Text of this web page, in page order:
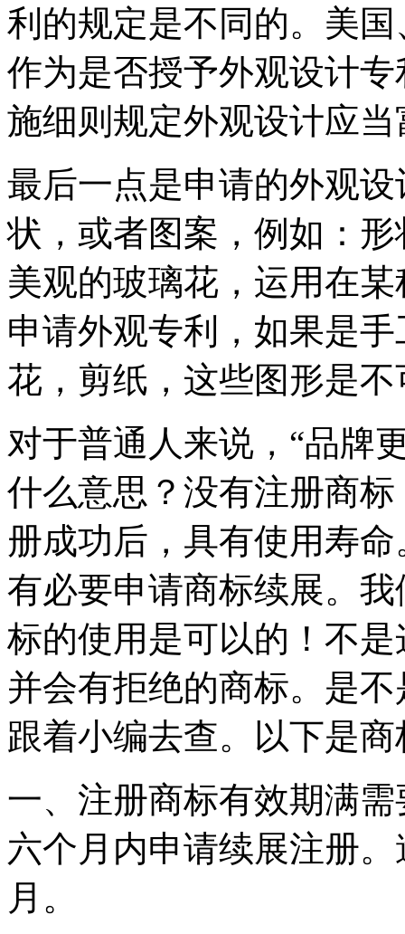
利的规定是不同的。美
作为是否授予外观设计
施细则规定外观设计应
最后一点是申请的外观
状，或者图案，例如：
美观的玻璃花，运用在
申请外观专利，如果是
花，剪纸，这些图形是
对于普通人来说，“品牌
什么意思？没有注册商
册成功后，具有使用寿
有必要申请商标续展。
标的使用是可以的！不
并会有拒绝的商标。是
跟着小编去查。以下是
一、注册商标有效期满
六个月内申请续展注册
月。